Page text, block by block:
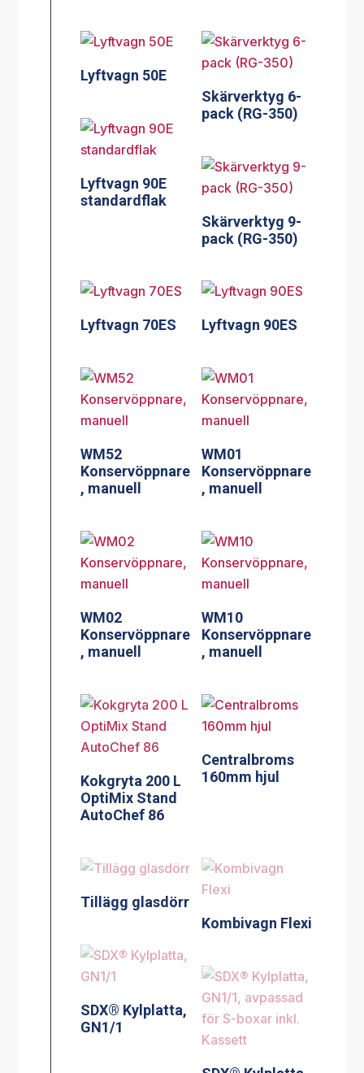
Lyftvagn 50E
Skärverktyg 6-
pack (RG-350)
Lyftvagn 90E
standardflak
Skärverktyg 9-
pack (RG-350)
Lyftvagn 70ES Lyftvagn 90ES
WM52
Konservöppnare
, manuell
WM01
Konservöppnare
, manuell
WM02
Konservöppnare
, manuell
WM10
Konservöppnare
, manuell
Kokgryta 200 L
OptiMix Stand
AutoChef 86
Centralbroms
160mm hjul
Tillägg glasdörr
Kombivagn Flexi
SDX® Kylplatta,
GN1/1